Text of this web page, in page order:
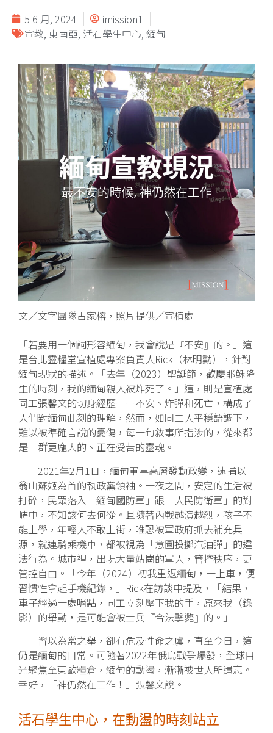
5 6 月, 2024
imission1
宣教, 東南亞, 活石學生中心, 緬甸
文／文字團隊古家榕，照片提供／宣植處
「若要用一個詞形容緬甸，我會說是『不安』的。」這
是台北靈糧堂宣植處專案負責人Rick（林明勳），針對
緬甸現狀的描述。「去年（2023）聖誕節，歡慶耶穌降
生的時刻，我的緬甸親人被炸死了。」這，則是宣植處
同工張馨文的切身經歷ーー不安、炸彈和死亡，構成了
人們對緬甸此刻的理解，然而，如同二人平穩語調下，
難以被準確言說的憂傷，每一句敘事所指涉的，從來都
是一群更龐大的、正在受苦的靈魂。
2021年2月1日，緬甸軍事高層發動政變，逮捕以
翁山蘇姬為首的執政黨領袖。一夜之間，安定的生活被
打碎，民眾落入「緬甸國防軍」跟「人民防衛軍」的對
峙中，不知該何去何從。且隨著內戰越演越烈，孩子不
能上學，年輕人不敢上街，唯恐被軍政府抓去補充兵
源，就連騎乘機車，都被視為「意圖投擲汽油彈」的違
法行為。城市裡，出現大量站崗的軍人，管控秩序，更
管控自由。「今年（2024）初我重返緬甸，一上車，便
習慣性拿起手機紀錄，」Rick在訪談中提及，「結果，
車子經過一處哨點，同工立刻壓下我的手，原來我（錄
影）的舉動，是可能會被士兵『合法擊斃』的。」
習以為常之舉，卻有危及性命之虞，直至今日，這
仍是緬甸的日常。可隨著2022年俄烏戰爭爆發，全球目
光聚焦至東歐糧倉，緬甸的動盪，漸漸被世人所遺忘。
幸好，「神仍然在工作！」張馨文說。
活石學生中心，在動盪的時刻站立